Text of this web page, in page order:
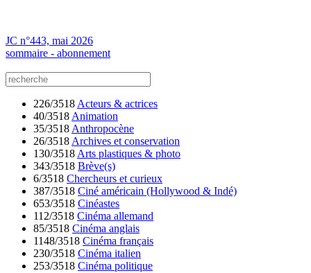
JC n°443, mai 2026
sommaire - abonnement
226/3518 Acteurs & actrices
40/3518 Animation
35/3518 Anthropocène
26/3518 Archives et conservation
130/3518 Arts plastiques & photo
343/3518 Brève(s)
6/3518 Chercheurs et curieux
387/3518 Ciné américain (Hollywood & Indé)
653/3518 Cinéastes
112/3518 Cinéma allemand
85/3518 Cinéma anglais
1148/3518 Cinéma français
230/3518 Cinéma italien
253/3518 Cinéma politique